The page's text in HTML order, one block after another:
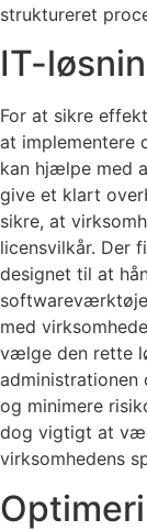
struktureret
IT-
For at sikre
at implementere
kan hjælpe med
give et klart
sikre, at
licensvilkår. Der
designet til at
med
vælge den rette
administrationen
og minimere
dog vigtigt at
virksomhedens